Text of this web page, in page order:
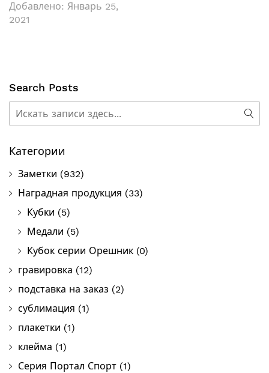
Добавлено: Январь 25,
2021
Search Posts
Категории
Заметки (932)
Наградная продукция (33)
Кубки (5)
Медали (5)
Кубок серии Орешник (0)
гравировка (12)
подставка на заказ (2)
сублимация (1)
плакетки (1)
клейма (1)
Серия Портал Спорт (1)